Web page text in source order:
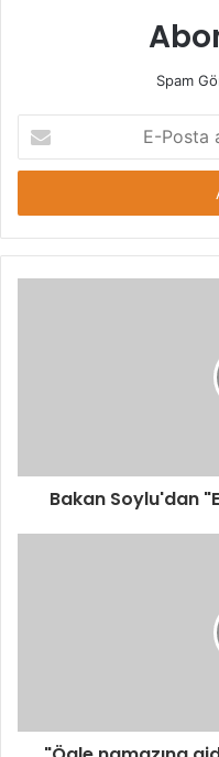
Spam
Posta
adresinizi
Bakan Soylu'dan